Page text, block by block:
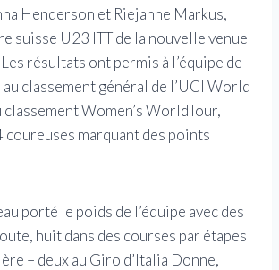
Henderson et Riejanne Markus,
suisse U23 ITT de la nouvelle venue
résultats ont permis à l’équipe de
classement général de l’UCI World
classement Women’s WorldTour,
coureuses marquant des points
porté le poids de l’équipe avec des
huit dans des courses par étapes
– deux au Giro d’Italia Donne,